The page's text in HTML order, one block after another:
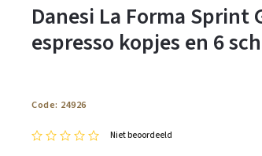
Danesi La Forma Sprint
espresso kopjes en 6
Code: 24926
Niet beoordeeld